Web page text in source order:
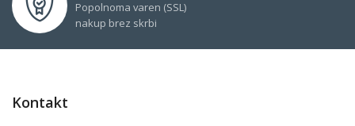
Popolnoma varen (SSL)
nakup brez skrbi
Kontakt